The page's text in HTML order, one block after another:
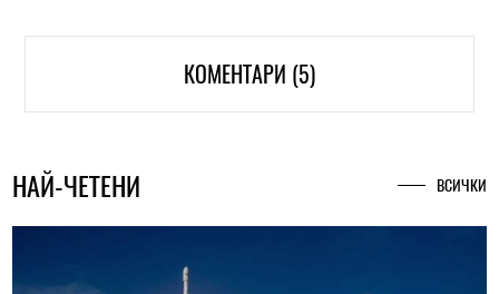
КОМЕНТАРИ (5)
НАЙ-ЧЕТЕНИ ВСИЧКИ